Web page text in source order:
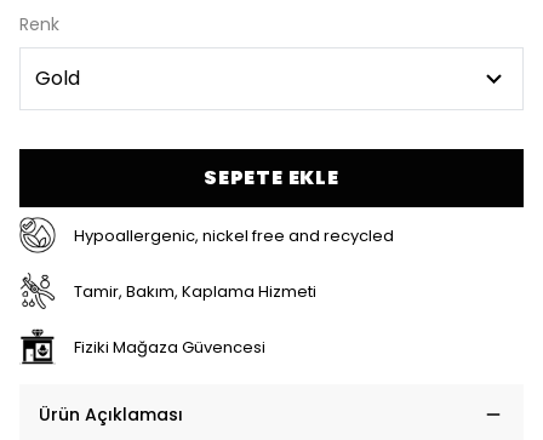
Renk
SEPETE EKLE
Hypoallergenic, nickel free and recycled
Tamir, Bakım, Kaplama Hizmeti
Fiziki Mağaza Güvencesi
Ürün Açıklaması